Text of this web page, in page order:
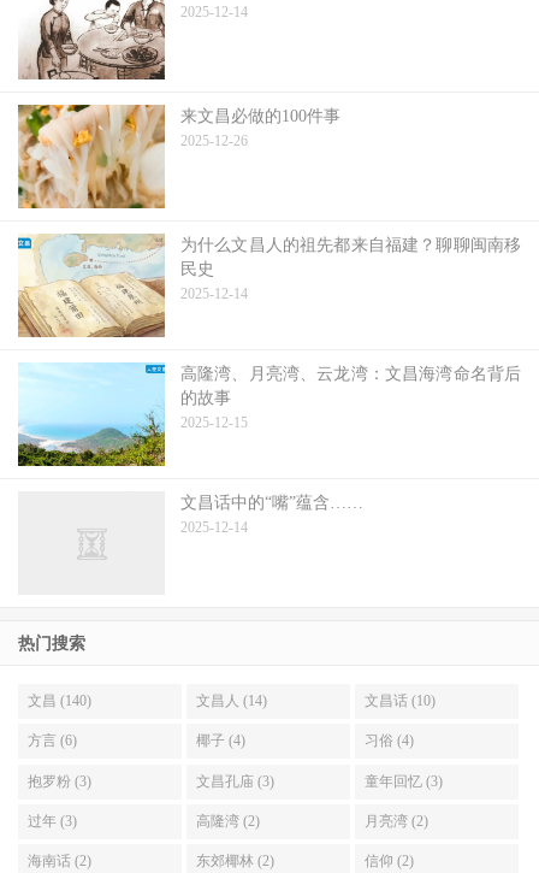
2025-12-14
来文昌必做的100件事
2025-12-26
为什么文昌人的祖先都来自福建？聊聊闽南移
民史
2025-12-14
高隆湾、月亮湾、云龙湾：文昌海湾命名背后
的故事
2025-12-15
文昌话中的“嘴”蕴含……
2025-12-14
热门搜索
文昌 (140) 文昌人 (14) 文昌话 (10)
方言 (6) 椰子 (4) 习俗 (4)
抱罗粉 (3) 文昌孔庙 (3) 童年回忆 (3)
过年 (3) 高隆湾 (2) 月亮湾 (2)
海南话 (2) 东郊椰林 (2) 信仰 (2)